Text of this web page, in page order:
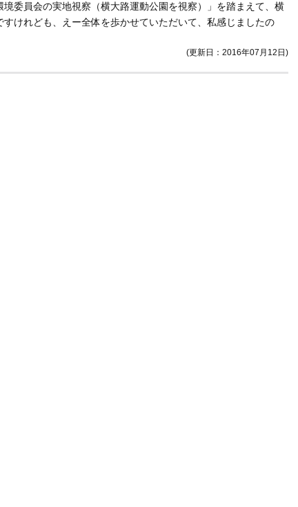
委員会の実地視察（横大路運動公園を視察）」を踏まえて、横
けれども、えー全体を歩かせていただいて、私感じましたの
(更新日：2016年07月12日)